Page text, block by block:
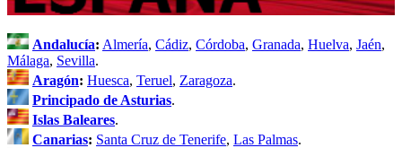
Andalucía: Almería, Cádiz, Córdoba, Granada, Huelva, Jaén,
Málaga, Sevilla.
Aragón: Huesca, Teruel, Zaragoza.
Principado de Asturias.
Islas Baleares.
Canarias: Santa Cruz de Tenerife, Las Palmas.